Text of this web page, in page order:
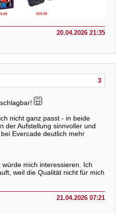
20.04.2026 21:35
3
nicht ganz passt - in beide
der Aufstellung sinnvoller und
Evercade deutlich mehr
mich interessieren. Ich
weil die Qualität nicht für mich
21.04.2026 07:21